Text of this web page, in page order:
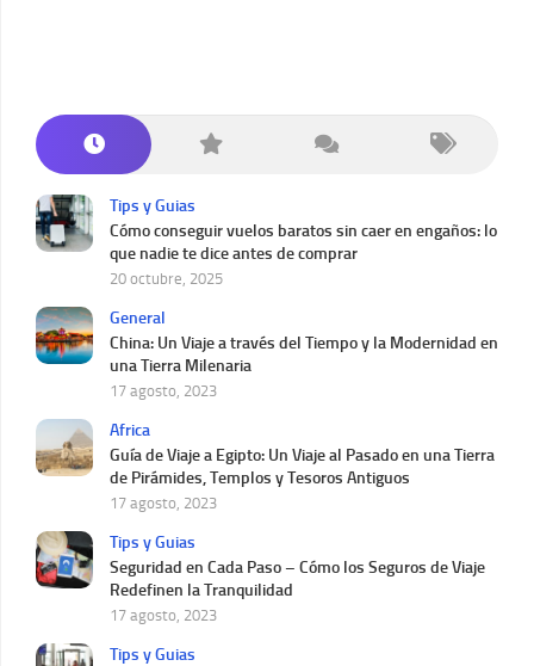
Tips y Guias
Cómo conseguir vuelos baratos sin caer en engaños: lo
que nadie te dice antes de comprar
20 octubre, 2025
General
China: Un Viaje a través del Tiempo y la Modernidad en
una Tierra Milenaria
17 agosto, 2023
Africa
Guía de Viaje a Egipto: Un Viaje al Pasado en una Tierra
de Pirámides, Templos y Tesoros Antiguos
17 agosto, 2023
Tips y Guias
Seguridad en Cada Paso – Cómo los Seguros de Viaje
Redefinen la Tranquilidad
17 agosto, 2023
Tips y Guias